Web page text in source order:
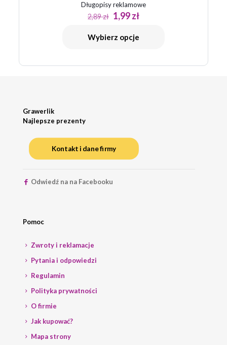
Długopisy reklamowe
2,89zł Pierwotna
wynosiła:
2,89 zł.
1,99złAktualna
Wybierz opcje
Grawerlik
Najlepsze prezenty
Kontakt i dane firmy
Odwiedź na na Facebooku
Pomoc
Zwroty i reklamacje
Pytania i odpowiedzi
Regulamin
Polityka prywatności
O firmie
Jak kupować?
Mapa strony